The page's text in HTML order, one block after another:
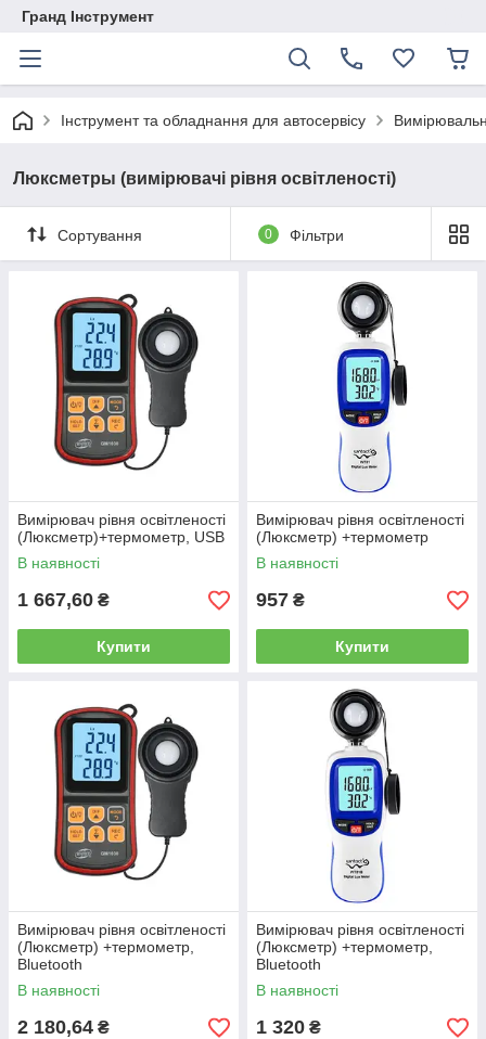
Гранд Інструмент
Інструмент та обладнання для автосервісу
Люксметры (вимірювачі рівня освітленості)
Сортування 0 Фільтри
Вимірювач рівня освітленості
(Люксметр)+термометр, USB
В наявності
1 667,60 ₴
Купити
Вимірювач рівня освітленості
(Люксметр) +термометр
В наявності
957 ₴
Купити
Вимірювач рівня освітленості
(Люксметр) +термометр,
Bluetooth
В наявності
2 180,64 ₴
Вимірювач рівня освітленості
(Люксметр) +термометр,
Bluetooth
В наявності
1 320 ₴